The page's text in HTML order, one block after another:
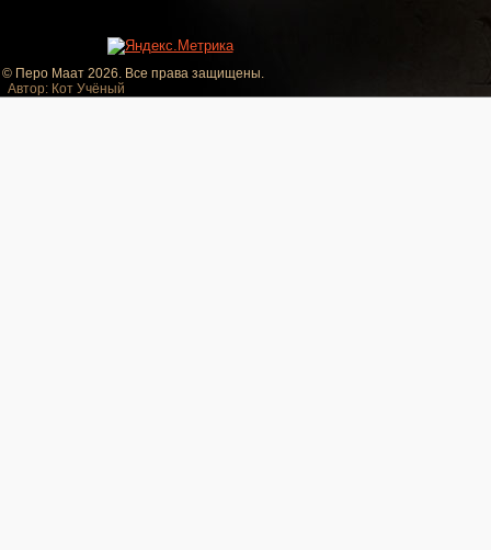
© Перо Маат 2026. Все права защищены.
Автор: Кот Учёный